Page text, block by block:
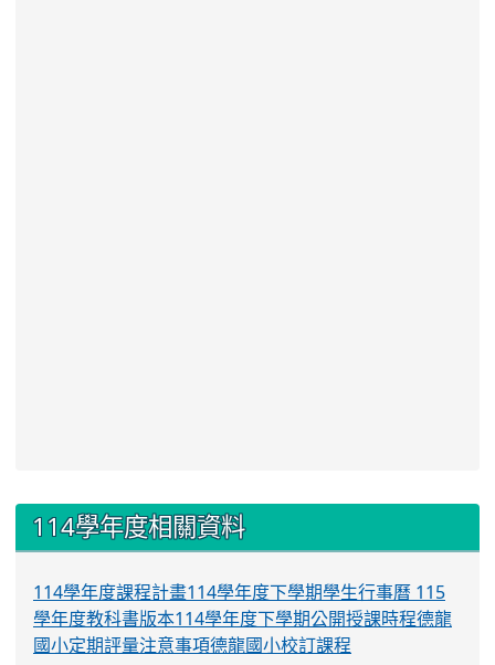
::: 114學年度相關資料
114學年度課程計畫114學年度下學期學生行事曆 115
學年度教科書版本114學年度下學期公開授課時程德龍
國小定期評量注意事項德龍國小校訂課程